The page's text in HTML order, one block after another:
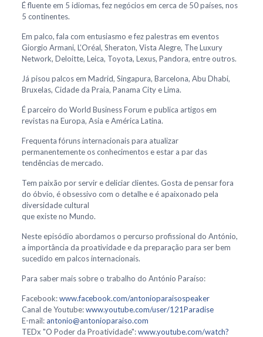
É fluente em 5 idiomas, fez negócios em cerca de 50 países, nos
5 continentes.
Em palco, fala com entusiasmo e fez palestras em eventos
Giorgio Armani, L’Oréal, Sheraton, Vista Alegre, The Luxury
Network, Deloitte, Leica, Toyota, Lexus, Pandora, entre outros.
Já pisou palcos em Madrid, Singapura, Barcelona, Abu Dhabi,
Bruxelas, Cidade da Praia, Panama City e Lima.
É parceiro do World Business Forum e publica artigos em
revistas na Europa, Asia e América Latina.
Frequenta fóruns internacionais para atualizar
permanentemente os conhecimentos e estar a par das
tendências de mercado.
Tem paixão por servir e deliciar clientes. Gosta de pensar fora
do óbvio, é obsessivo com o detalhe e é apaixonado pela
diversidade cultural
que existe no Mundo.
Neste episódio abordamos o percurso profissional do António,
a importância da proatividade e da preparação para ser bem
sucedido em palcos internacionais.
Para saber mais sobre o trabalho do António Paraíso:
Facebook:www.facebook.com/antonioparaisospeaker
Canal de Youtube:www.youtube.com/user/121Paradise
E-mail:antonio@antonioparaiso.com
TEDx "O Poder da Proatividade":www.youtube.com/watch?